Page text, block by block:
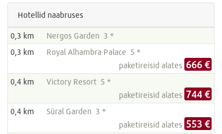
Hotellid naabruses
0,3 km
Nergos Garden 3 *
0,3 km
Royal Alhambra Palace 5 *
paketireisid alates 666 €
0,4 km
Victory Resort 5 *
paketireisid alates 744 €
0,4 km
Süral Garden 3 *
paketireisid alates 553 €